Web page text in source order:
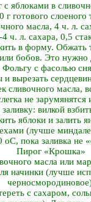
с яблоками в
г готового слоеного
масла, 4 ч. л.
ч. л. сахара, 0,5
в форму.
бобов. Это
с фасолью
и вырезать
сливочного масла,
не
вилкой
яблоки и залить
(лучше
оС, пока заливка не
Пирог «Крошка»
масла или
начинки (лучше
с сахаром,